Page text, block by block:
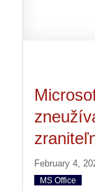
February 4,
MS Office